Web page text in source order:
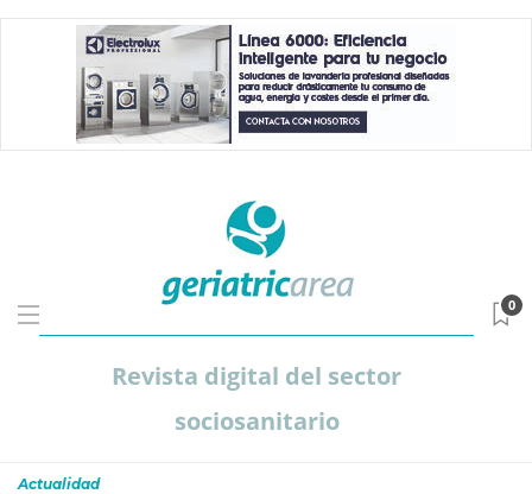
Revista digital del sector
sociosanitario
0
Actualidad